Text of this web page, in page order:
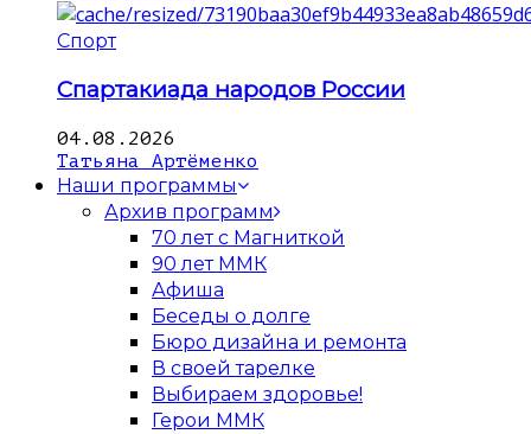
Спорт
Спартакиада народов России
04.08.2026
Татьяна Артёменко
Наши программы
Архив программ
70 лет с Магниткой
90 лет ММК
Афиша
Беседы о долге
Бюро дизайна и ремонта
В своей тарелке
Выбираем здоровье!
Герои ММК